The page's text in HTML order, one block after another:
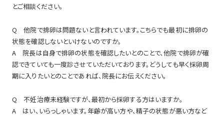
とご相談ください。
Q 他院で排卵は問題ないと言われています。こちらでも最初に排卵の
状態を確認しないといけないのですか。
A 院長は自身で排卵の状態を確認したいとのことで、他院で排卵が確
認できていても一度診させていただいております。どうしても早く採卵周
期に入りたいとのことであれば、院長にお伝えください。
Q 不妊治療未経験ですが、最初から採卵する方はいますか。
A はい、いらっしゃいます。年齢が高い方や、精子の状態が悪い方など